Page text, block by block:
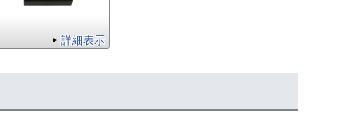
詳細表示